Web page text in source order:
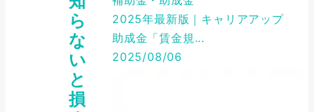
ら
な
い
と
損
2025年最新版｜キャリアアップ
助成金「賃金規...
2025/08/06